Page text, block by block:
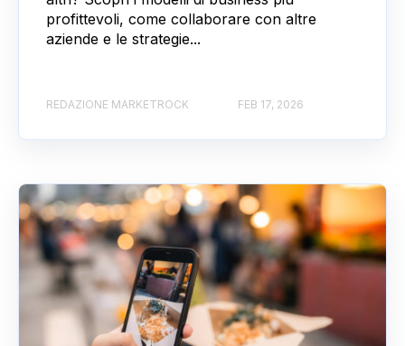
profittevoli, come collaborare con altre
aziende e le strategie...
REDAZIONE MARKETROCK FEB 17, 2026